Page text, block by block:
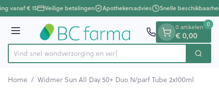
Ga naar de inhoud
1 van 1
vanaf € 15 Veilige betalingen Apothekersadvies Snelle
Menu
Product, merk, categorie...
Vind snel wondverzorging Zoek
0 artikelen
€ 0,00
0
Home / Widmer Sun All Day 50+ Duo N/parf Tube 2x100ml